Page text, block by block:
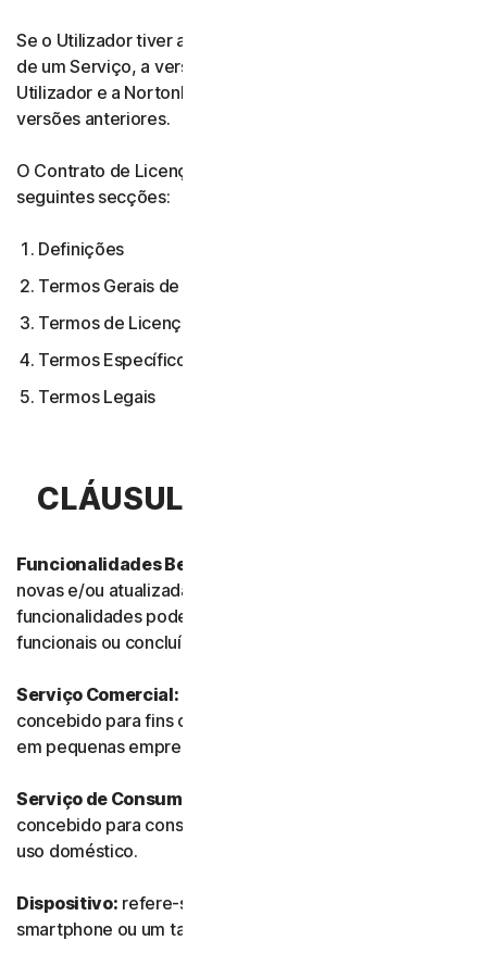
Se o Utilizador tiver aceite várias versões do Contrato
de um Serviço, a versão mais atual do Contrato entre o
Utilizador e a NortonLifeLock anula e substitui todas as
versões anteriores.
O Contrato de Licença e Serviços é composto pelas
seguintes secções:
Definições
Termos Gerais de Serviço
Termos de Licença de Software
Termos Específicos de Alguns Serviços
Termos Legais
CLÁUSULA 1.ª – DEFINIÇÕES
Funcionalidades Beta:
novas e/ou atualizadas ainda em modo de teste. Essas
funcionalidades podem ainda não estar totalmente
funcionais ou concluídas.
Serviço Comercial:
concebido para fins comerciais e destinado a uso interno
em pequenas empresas.
Serviço de Consumidor:
concebido para consumidores individuais e destinado a
uso doméstico.
Dispositivo: refere-se a um computador, um portátil, um
smartphone ou um tablet.